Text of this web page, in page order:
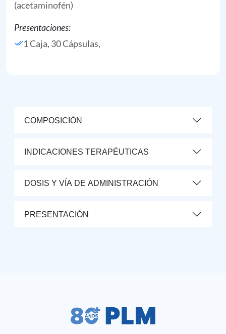
(acetaminofén)
Presentaciones:
1 Caja, 30 Cápsulas,
COMPOSICIÓN
INDICACIONES TERAPÉUTICAS
DOSIS Y VÍA DE ADMINISTRACIÓN
PRESENTACIÓN